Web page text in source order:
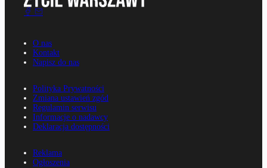
O nas
Kontakt
Napisz do nas
Polityka Prywatności
Zmiana ustawień zgód
Regulamin serwisu
Informacje o nadawcy
Deklaracja dostępności
Reklama
Ogłoszenia